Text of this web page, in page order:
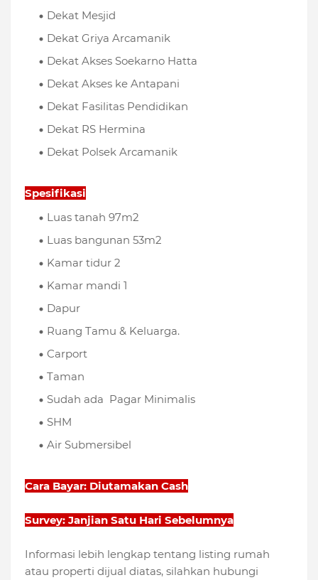
Dekat Mesjid
Dekat Griya Arcamanik
Dekat Akses Soekarno Hatta
Dekat Akses ke Antapani
Dekat Fasilitas Pendidikan
Dekat RS Hermina
Dekat Polsek Arcamanik
Spesifikasi
Luas tanah 97m2
Luas bangunan 53m2
Kamar tidur 2
Kamar mandi 1
Dapur
Ruang Tamu & Keluarga.
Carport
Taman
Sudah ada Pagar Minimalis
SHM
Air Submersibel
Cara Bayar: Diutamakan Cash
Survey: Janjian Satu Hari Sebelumnya
Informasi lebih lengkap tentang listing rumah
atau properti dijual diatas, silahkan hubungi